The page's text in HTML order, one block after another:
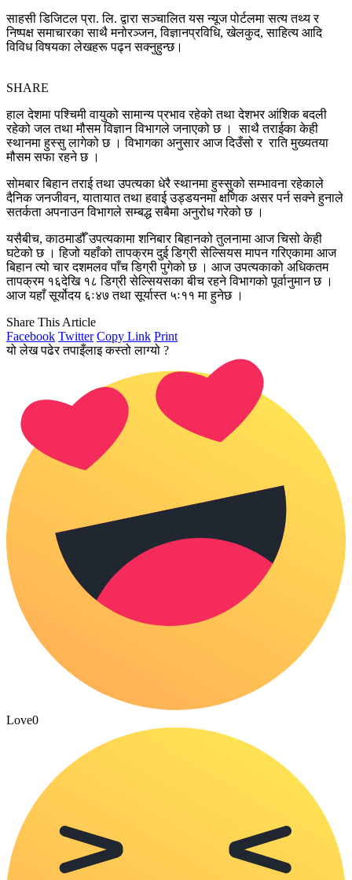
साहसी डिजिटल प्रा. लि. द्वारा सञ्चालित यस न्यूज पोर्टलमा सत्य तथ्य र
निष्पक्ष समाचारका साथै मनोरञ्जन, विज्ञानप्रविधि, खेलकुद, साहित्य आदि
विविध विषयका लेखहरू पढ्न सक्नुहुन्छ।
SHARE
हाल देशमा पश्चिमी वायुको सामान्य प्रभाव रहेको तथा देशभर आंशिक बदली
रहेको जल तथा मौसम विज्ञान विभागले जनाएको छ । साथै तराईका केही
स्थानमा हुस्सु लागेको छ । विभागका अनुसार आज दिउँसो र राति मुख्यतया
मौसम सफा रहने छ ।
सोमबार बिहान तराई तथा उपत्यका धेरै स्थानमा हुस्सुको सम्भावना रहेकाले
दैनिक जनजीवन, यातायात तथा हवाई उड्डयनमा क्षणिक असर पर्न सक्ने हुनाले
सतर्कता अपनाउन विभागले सम्बद्ध सबैमा अनुरोध गरेको छ ।
यसैबीच, काठमाडौँ उपत्यकामा शनिबार बिहानको तुलनामा आज चिसो केही
घटेको छ । हिजो यहाँको तापक्रम दुई डिग्री सेल्सियस मापन गरिएकामा आज
बिहान त्यो चार दशमलव पाँच डिग्री पुगेको छ । आज उपत्यकाको अधिकतम
तापक्रम १६देखि १८ डिग्री सेल्सियसका बीच रहने विभागको पूर्वानुमान छ ।
आज यहाँ सूर्योदय ६ः४७ तथा सूर्यास्त ५ः११ मा हुनेछ ।
Share This Article
Facebook Twitter Copy Link Print
यो लेख पढेर तपाइँलाइ कस्तो लाग्यो ?
Love0